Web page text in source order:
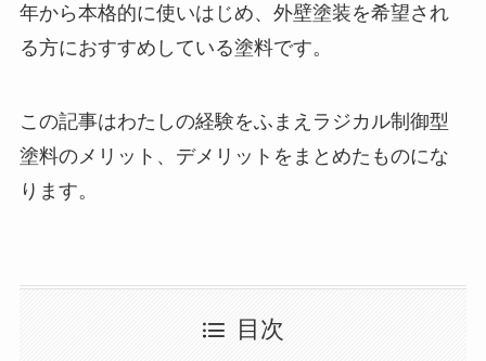
年から本格的に使いはじめ、外壁塗装を希望され
る方におすすめしている塗料です。
この記事はわたしの経験をふまえラジカル制御型
塗料のメリット、デメリットをまとめたものにな
ります。
目次